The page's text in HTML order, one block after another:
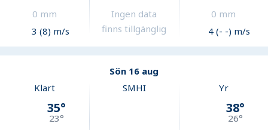
0 mm
3 (8) m/s
Ingen data
finns tillgänglig
0 mm
4 (- -) m/s
Sön 16 aug
Klart
35°
23°
SMHI Yr
38°
26°